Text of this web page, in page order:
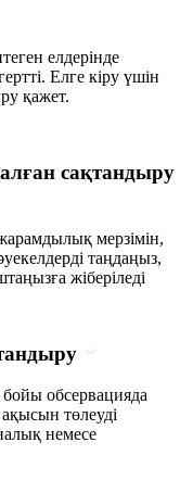
елдерінде
Елге кіру үшін
қажет.
сақтандыру
мерзімін,
таңдаңыз,
жіберіледі
обсервацияда
төлеуді
немесе